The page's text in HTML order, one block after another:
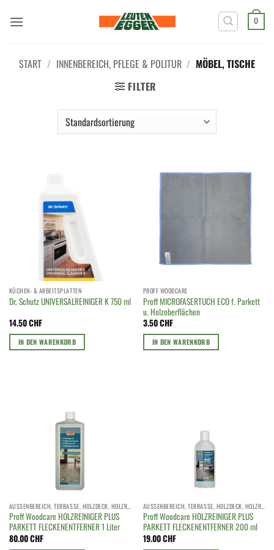
Inhalt
0
START / INNENBEREICH, PFLEGE & POLITUR / MÖBEL, TISCHE
FILTER
KÜCHEN- & ARBEITSPLATTEN
Dr. Schutz UNIVERSALREINIGER K 750 ml
14.50CHF
IN DEN WARENKORB
PROFF WOODCARE
Proff MICROFASERTUCH ECO f. Parkett
u. Holzoberflächen
3.50CHF
IN DEN WARENKORB
AUSSENBEREICH, TERRASSE, HOLZDECK, HOLZROST
Proff Woodcare HOLZREINIGER PLUS
PARKETT FLECKENENTFERNER 1 Liter
80.00CHF
AUSSENBEREICH, TERRASSE, HOLZDECK, HOLZROST
Proff Woodcare HOLZREINIGER PLUS
PARKETT FLECKENENTFERNER 200 ml
19.00CHF